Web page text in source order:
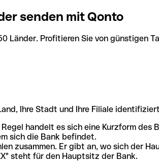
senden mit Qonto
Profitieren Sie von günstigen
Ihre Stadt und Ihre Filiale
handelt es sich eine Kurzform des
sich die Bank befindet.
zusammen. Er gibt an, wo sich der
steht für den Hauptsitz der Bank.